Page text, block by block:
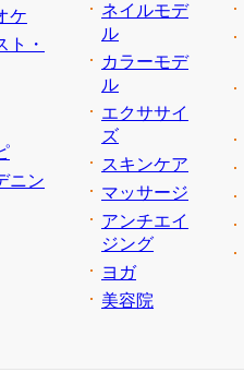
ケ
ト・
ニン
ネイルモデ
ル
カラーモデ
ル
エクササイ
ズ
スキンケア
マッサージ
アンチエイ
ジング
ヨガ
美容院